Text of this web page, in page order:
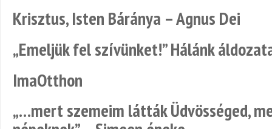
Krisztus, Isten Báránya – Agnus Dei
„Emeljük fel szívünket!” Hálánk
ImaOtthon
„…mert szemeim látták Üdvösséged,